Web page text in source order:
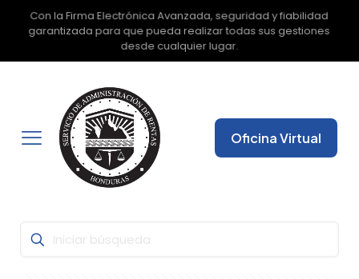
Con la Firma Electrónica Avanzada, seguridad y fiabilidad
garantizada para que pueda realizar todas sus gestiones
desde cualquier lugar.
Oficina Virtual